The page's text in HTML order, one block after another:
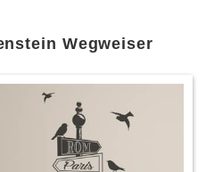
Wegweiser